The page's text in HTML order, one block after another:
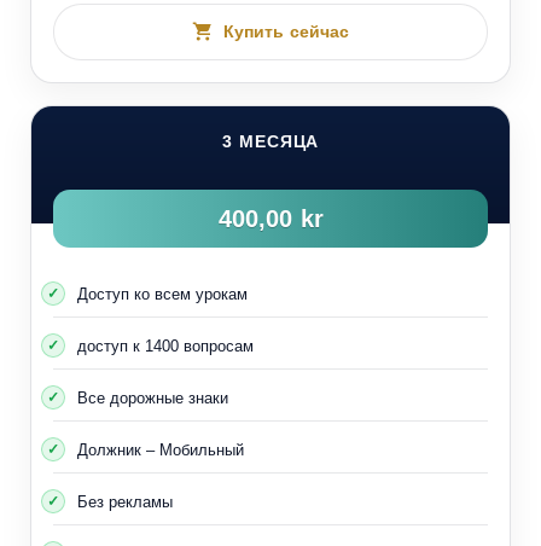
Купить сейчас
3 МЕСЯЦА
400,00 kr
Доступ ко всем урокам
доступ к 1400 вопросам
Все дорожные знаки
Должник – Мобильный
Без рекламы